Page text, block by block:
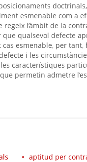
esmenable com a
l’àmbit de la
qualsevol defecte
esmenable, per tant,
i les
característiques
permetin admetre
aptitud per